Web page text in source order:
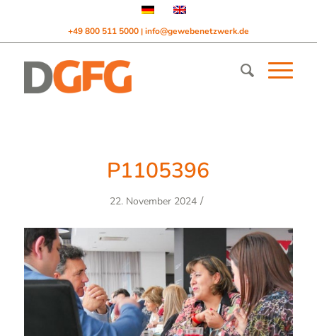
+49 800 511 5000 | info@gewebenetzwerk.de
P1105396
22. November 2024 /